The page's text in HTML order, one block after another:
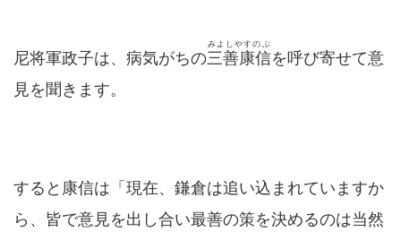
尼将軍政子は、病気がちの三善康信
みよしやすのぶ
を呼び寄せて意
見を聞きます。
すると康信は「現在、鎌倉は追い込まれていますか
ら、皆で意見を出し合い最善の策を決めるのは当然